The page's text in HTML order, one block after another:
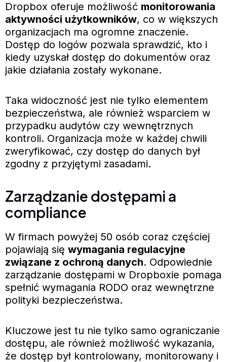
Dropbox oferuje możliwość monitorowania
aktywności użytkowników, co w większych
organizacjach ma ogromne znaczenie.
Dostęp do logów pozwala sprawdzić, kto i
kiedy uzyskał dostęp do dokumentów oraz
jakie działania zostały wykonane.
Taka widoczność jest nie tylko elementem
bezpieczeństwa, ale również wsparciem w
przypadku audytów czy wewnętrznych
kontroli. Organizacja może w każdej chwili
zweryfikować, czy dostęp do danych był
zgodny z przyjętymi zasadami.
Zarządzanie dostępami a
compliance
W firmach powyżej 50 osób coraz częściej
pojawiają się wymagania regulacyjne
związane z ochroną danych. Odpowiednie
zarządzanie dostępami w Dropboxie pomaga
spełnić wymagania RODO oraz wewnętrzne
polityki bezpieczeństwa.
Kluczowe jest tu nie tylko samo ograniczanie
dostępu, ale również możliwość wykazania,
że dostęp był kontrolowany, monitorowany i